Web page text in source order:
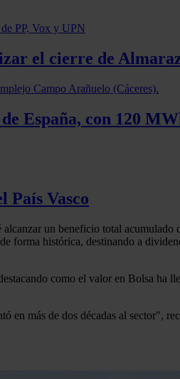
el cierre de
España, con 120
País Vasco
un beneficio total acumulado
forma histórica, destinando a
como el valor en Bolsa ha
en más de dos décadas al sector",